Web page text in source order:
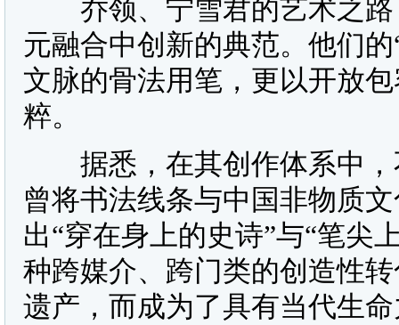
乔领、宁雪君的艺术之路
元融合中创新的典范。他们
文脉的骨法用笔，更以开放
粹。
据悉，在其创作体系中，
曾将书法线条与中国非物质
出“穿在身上的史诗”与“笔尖
种跨媒介、跨门类的创造性
遗产，而成为了具有当代生